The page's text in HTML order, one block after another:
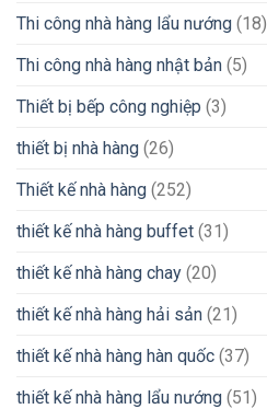
Thi công nhà hàng lẩu nướng (18)
Thi công nhà hàng nhật bản (5)
Thiết bị bếp công nghiệp (3)
thiết bị nhà hàng (26)
Thiết kế nhà hàng (252)
thiết kế nhà hàng buffet (31)
thiết kế nhà hàng chay (20)
thiết kế nhà hàng hải sản (21)
thiết kế nhà hàng hàn quốc (37)
thiết kế nhà hàng lẩu nướng (51)